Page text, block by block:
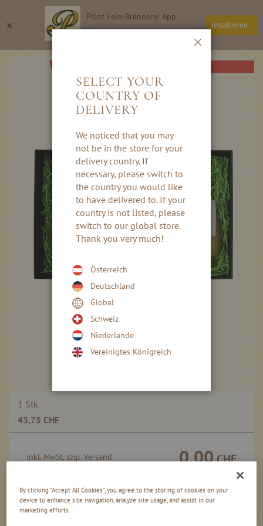
× Prinz Fein-Brennerei App
Installieren
Inhalt
Suche
OSTERBRUNCH
GESCHENKSET
Produkte
Artikel
1 Stk
43,75 CHF
inkl. MwSt, zzgl. Versand 0,00CHF
Nicht auf Lager Produktinformation
By clicking “Accept All Cookies”, you agree to the storing of cookies on your
device to enhance site navigation, analyze site usage, and assist in our
marketing efforts.
SELECT YOUR
COUNTRY OF
DELIVERY
We noticed that you may
not be in the store for your
delivery country. If
necessary, please switch to
the country you would like
to have delivered to. If your
country is not listed, please
switch to our global store.
Thank you very much!
Österreich
Deutschland
Global
Schweiz
Niederlande
Vereinigtes Königreich